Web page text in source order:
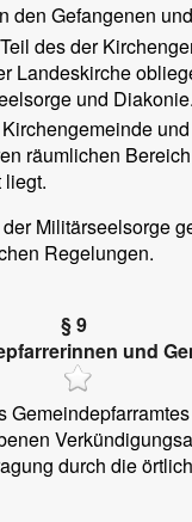
den Gefangenen
des der
Landeskirche
und Diakonie.
räumlichen
Militärseelsorge
Regelungen.
§ 9
und
durch die